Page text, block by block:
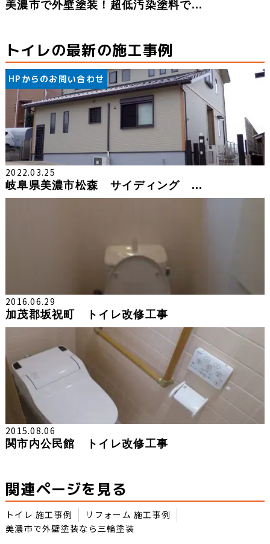
美濃市で外壁塗装！超低汚染塗料で...
トイレの最新の施工事例
HPからのお問い合わせ
2022.03.25
岐阜県美濃市松森 サイディング ...
2016.06.29
加茂郡坂祝町 トイレ改修工事
2015.08.06
関市内公民館 トイレ改修工事
関連ページを見る
トイレ 施工事例
リフォーム 施工事例
美濃市で外壁塗装なら三輪塗装